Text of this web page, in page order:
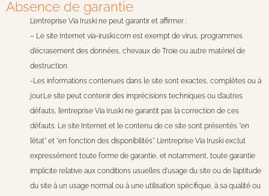
Absence de garantie
L’entreprise Via Iruski ne peut garantir et affirmer :
– Le site Internet via-iruski.com est exempt de virus, programmes
d’écrasement des données, chevaux de Troie ou autre matériel de
destruction.
-Les informations contenues dans le site sont exactes, complètes ou à
jour.Le site peut contenir des imprécisions techniques ou d’autres
défauts, l’entreprise Via Iruski ne garantit pas la correction de ces
défauts. Le site Internet et le contenu de ce site sont présentés “en
l’état” et “en fonction des disponibilités”. L’entreprise Via Iruski exclut
expressément toute forme de garantie, et notamment, toute garantie
implicite relative aux conditions usuelles d’usage du site ou de l’aptitude
du site à un usage normal ou à une utilisation spécifique, à sa qualité ou